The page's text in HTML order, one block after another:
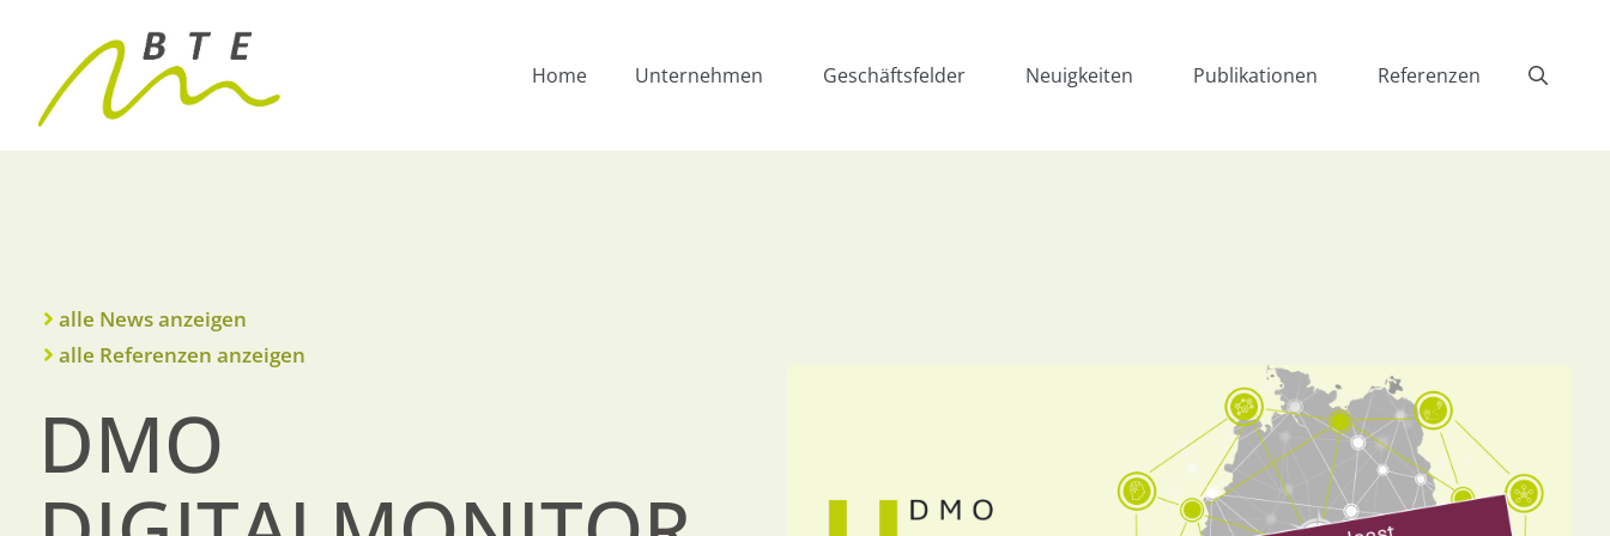
Home Unternehmen Geschäftsfelder Neuigkeiten Publikationen Referenzen
alle News anzeigen
alle Referenzen anzeigen
DMO